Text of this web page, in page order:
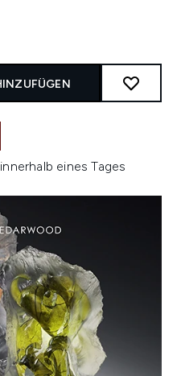
eines Tages